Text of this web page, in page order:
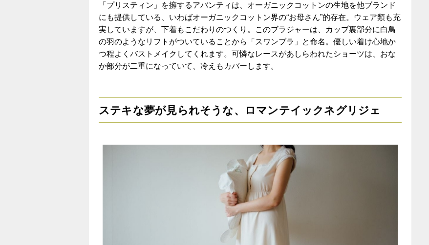
「プリスティン」を擁するアバンティは、オーガニックコットンの生地を他ブランド
にも提供している、いわばオーガニックコットン界の“お母さん”的存在。ウェア類も充
実していますが、下着もこだわりのつくり。このブラジャーは、カップ裏部分に白鳥
の羽のようなリフトがついていることから「スワンブラ」と命名。優しい着け心地か
つ程よくバストメイクしてくれます。可憐なレースがあしらわれたショーツは、おな
か部分が二重になっていて、冷えもカバーします。
ステキな夢が見られそうな、ロマンテイックネグリジェ